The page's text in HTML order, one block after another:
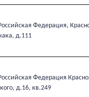
Федерация,
д.111
Федерация
д.16, кв.249